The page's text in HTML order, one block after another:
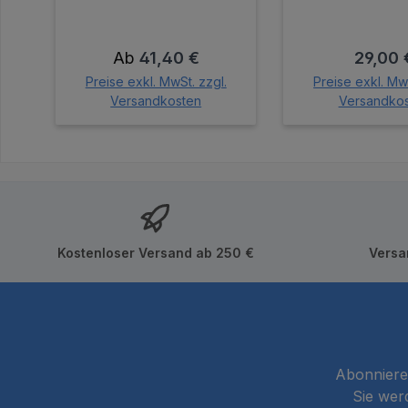
Regulärer Preis:
Ab 41,40 €
Preise exkl. MwSt. zzgl.
Versandkosten
29,00
Preise exkl.
Kostenloser Versand ab 250 €
Sie